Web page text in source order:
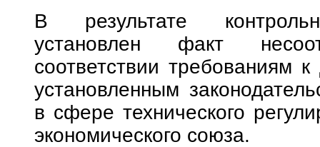
В результате
установлен факт
соответствии требованиям
установленным
в сфере технического
экономического союза.